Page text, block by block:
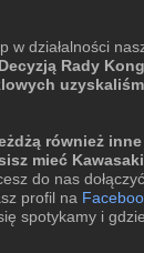
w działalności
Decyzją Rady
również
mieć
do nas
profil na
spotykamy i